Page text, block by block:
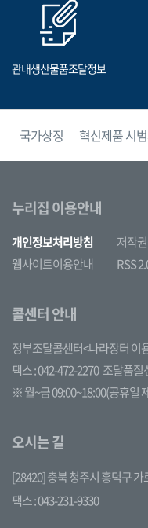
관내생산물품조달정보
국가상징 혁신제품 시
누리집 이용안내
개인정보처리방침 저작
웹사이트이용안내
RSS
콜센터 안내
정부조달콜센터<나라장터 이
팩스 : 042-472-2270 조달품질
※ 월~금 09:00~18:00(공휴일
오시는 길
[28420] 충북 청주시 흥덕구 가
팩스 : 043-231-9330